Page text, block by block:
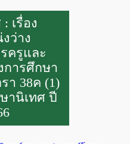
เรื่อง
ว่าง
ครูและ
การศึกษา
า 38ค (1)
านิเทศ ปี